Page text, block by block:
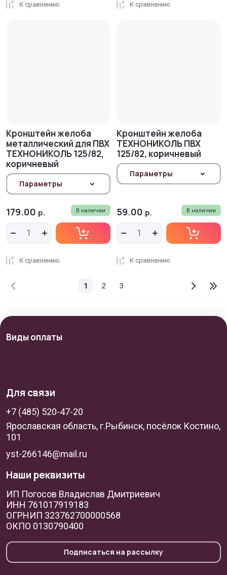
К сравнению К сравнению
Кронштейн желоба
металлический для ПВХ
ТЕХНОНИКОЛЬ 125/82,
коричневый
Параметры
В наличии
179.00 р.
К сравнению
Кронштейн желоба
ТЕХНОНИКОЛЬ ПВХ
125/82, коричневый
Параметры
В наличии
59.00 р.
К сравнению
1 2 3
Для связи
+7 (485) 520-47-20
Ярославская область, г.Рыбинск, посёлок Костино,
101
yst-266146@mail.ru
Наши реквизиты
ИП Погосов Владислав Дмитриевич
ИНН 761017919183
ОГРНИП 323762700000568
ОКПО 0130790400
Подписаться на рассылку
Виды оплаты